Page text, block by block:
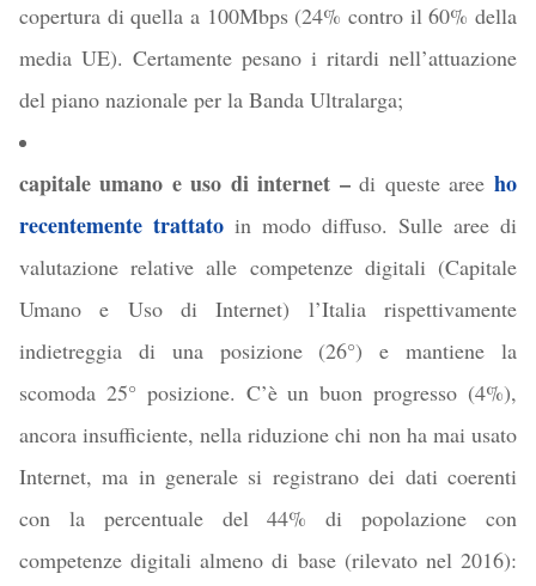
copertura di quella a 100Mbps (24% contro il 60% della
media UE). Certamente pesano i ritardi nell’attuazione
del piano nazionale per la Banda Ultralarga;
capitale umano e uso di internet –di queste aree ho
recentemente trattatoin modo diffuso. Sulle aree di
valutazione relative alle competenze digitali (Capitale
Umano e Uso di Internet) l’Italia rispettivamente
indietreggia di una posizione (26°) e mantiene la
scomoda 25° posizione. C’è un buon progresso (4%),
ancora insufficiente, nella riduzione chi non ha mai usato
Internet, ma in generale si registrano dei dati coerenti
con la percentuale del 44% di popolazione con
competenze digitali almeno di base (rilevato nel 2016):